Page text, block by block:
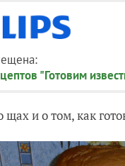
"Готовим
щах и о том, как